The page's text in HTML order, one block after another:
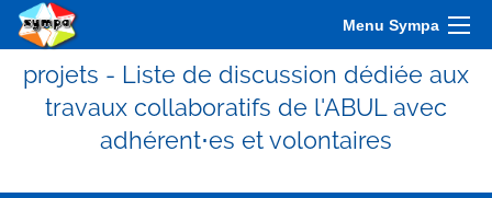
Menu Sympa
projets - Liste de discussion dédiée aux
travaux collaboratifs de l'ABUL avec
adhérent⋅es et volontaires